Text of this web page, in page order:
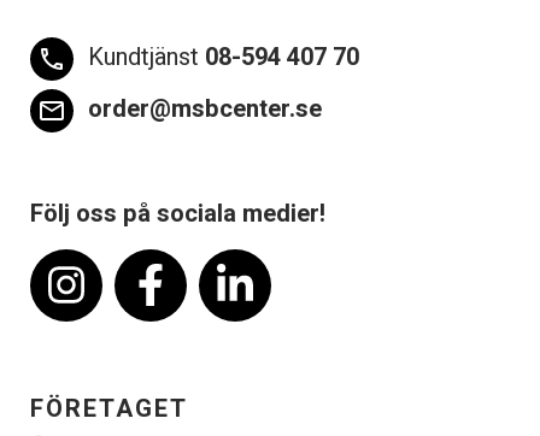
phone Kundtjänst 08-594 407 70
email order@msbcenter.se
Följ oss på sociala medier!
FÖRETAGET